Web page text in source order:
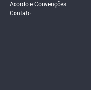
Acordo e Convenções
Contato